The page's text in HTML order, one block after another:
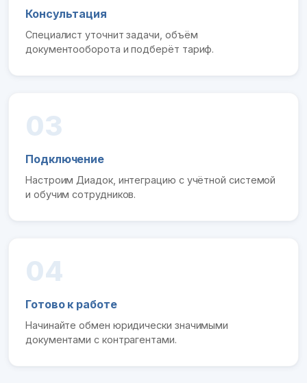
Консультация
Специалист уточнит задачи, объём
документооборота и подберёт тариф.
03
Подключение
Настроим Диадок, интеграцию с учётной системой
и обучим сотрудников.
04
Готово к работе
Начинайте обмен юридически значимыми
документами с контрагентами.